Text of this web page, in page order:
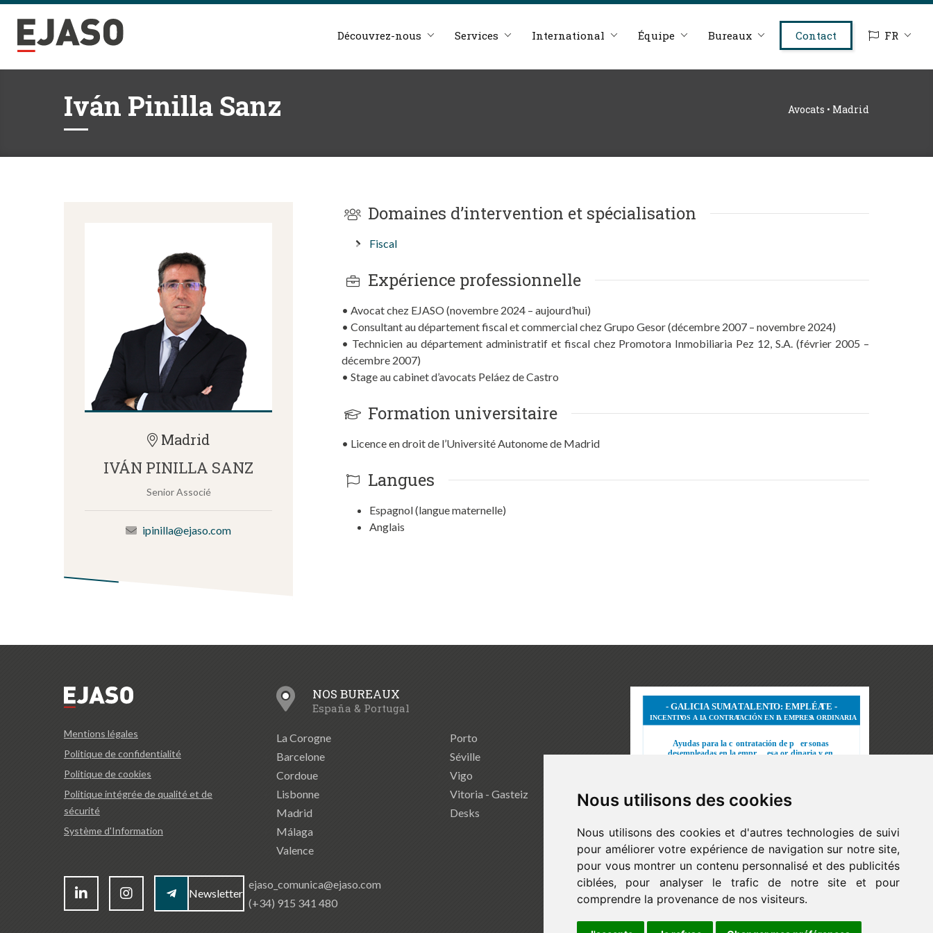
Nous utilisons des cookies
Nous utilisons des cookies et d'autres technologies de suivi
pour améliorer votre expérience de navigation sur notre site,
pour vous montrer un contenu personnalisé et des publicités
ciblées, pour analyser le trafic de notre site et pour
comprendre la provenance de nos visiteurs.
Découvrez-nous Services International Équipe Bureaux Contact FR
Iván Pinilla Sanz Avocats • Madrid
Madrid
IVÁN PINILLA SANZ
Senior Associé
ipinilla@ejaso.com
Domaines d’intervention et spécialisation
Fiscal
Expérience professionnelle
• Avocat chez EJASO (novembre 2024 – aujourd’hui)
• Consultant au département fiscal et commercial chez Grupo Gesor (décembre 2007 – novembre 2024)
• Technicien au département administratif et fiscal chez Promotora Inmobiliaria Pez 12, S.A. (février 2005 –
décembre 2007)
• Stage au cabinet d’avocats Peláez de Castro
Formation universitaire
• Licence en droit de l’Université Autonome de Madrid
Langues
Espagnol (langue maternelle)
Anglais
Mentions légales
Politique de confidentialité
Politique de cookies
Politique intégrée de qualité et de
sécurité
Système d'Information
NOS BUREAUX
España & Portugal
La Corogne
Barcelone
Cordoue
Lisbonne
Madrid
Málaga
Valence
Porto
Séville
Vigo
Vitoria - Gasteiz
Desks
Newsletter
ejaso_comunica@ejaso.com
(+34) 915 341 480